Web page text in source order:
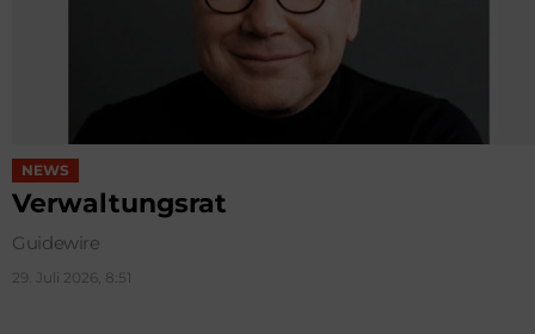
NEWS
Verwaltungsrat
Guidewire
29. Juli 2026, 8:51